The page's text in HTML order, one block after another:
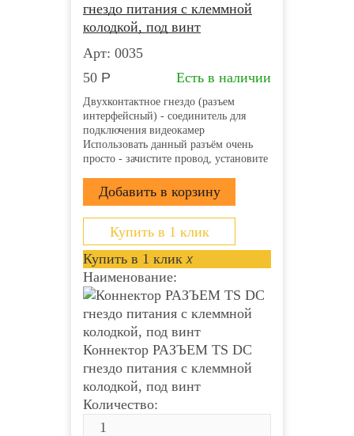
гнездо питания с клеммной
колодкой, под винт
Арт: 0035
50 Р Есть в наличии
Двухконтактное гнездо (разъем
интерфейсный) - соединитель для
подключения видеокамер
Использовать данный разъём очень
просто - зачистите провод, установите
Клеммная колодка надёжно
зафиксирует проводник и обеспечит
прекрасный контакт. Монтаж
возможно осуществлять с...
Купить в 1 клик
Купить в 1 клик x
Наименование:
Коннектор РАЗЪЕМ TS DC
гнездо питания с клеммной
колодкой, под винт
Количество: